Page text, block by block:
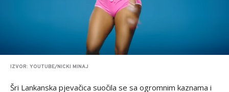
IZVOR: YOUTUBE/NICKI MINAJ
Šri Lankanska pjevačica suočila se sa ogromnim kaznama i